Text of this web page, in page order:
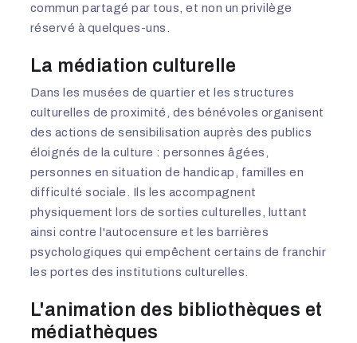
commun partagé par tous, et non un privilège
réservé à quelques-uns.
La médiation culturelle
Dans les musées de quartier et les structures
culturelles de proximité, des bénévoles organisent
des actions de sensibilisation auprès des publics
éloignés de la culture : personnes âgées,
personnes en situation de handicap, familles en
difficulté sociale. Ils les accompagnent
physiquement lors de sorties culturelles, luttant
ainsi contre l'autocensure et les barrières
psychologiques qui empêchent certains de franchir
les portes des institutions culturelles.
L'animation des bibliothèques et
médiathèques